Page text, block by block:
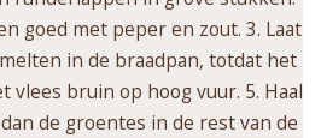
goed met peper en zout. 3. Laat
in de braadpan, totdat het
vlees bruin op hoog vuur. 5. Haal
de groentes in de rest van de